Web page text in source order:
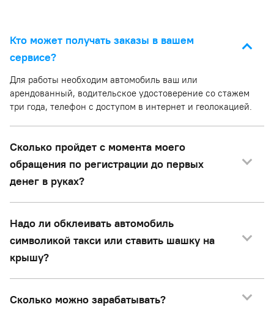
Кто может получать заказы в вашем
сервисе?
Для работы необходим автомобиль ваш или
арендованный, водительское удостоверение со стажем
три года, телефон с доступом в интернет и геолокацией.
Сколько пройдет с момента моего
обращения по регистрации до первых
денег в руках?
Надо ли обклеивать автомобиль
символикой такси или ставить шашку на
крышу?
Сколько можно зарабатывать?